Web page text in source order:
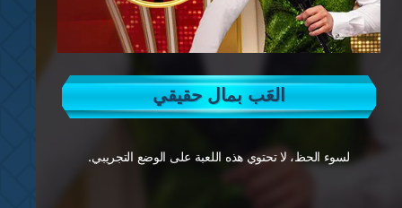
العَب بمال حقيقي
لسوء الحظ، لا تحتوي هذه اللعبة على الوضع التجريبي.